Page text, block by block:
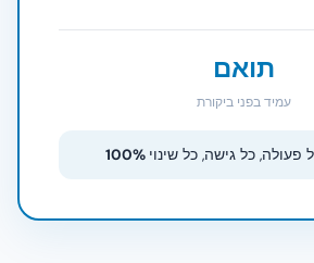
תואם
עמיד בפני ביקורת